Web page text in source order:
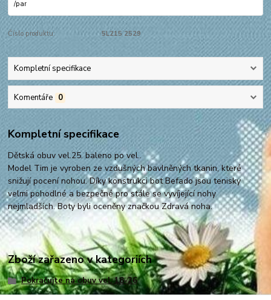
/par
Číslo produktu: 5L215 2529
Kompletní specifikace
Komentáře 0
Kompletní specifikace
Dětská obuv vel.25. baleno po vel..
Model Tim je vyroben ze vzdušných bavlněných tkanin, které
snižují pocení nohou. Díky konstrukci bot Befado jsou tenisky
velmi pohodlné a bezpečné pro stále se vyvíjející nohy
nejmladších. Boty byli oceněny značkou Zdravá noha.
Zboží zařazeno v kategoriích
Pokračujte na obuv vel. 18-26